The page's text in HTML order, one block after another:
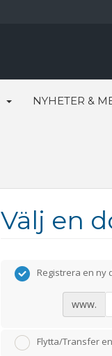
NYHETER &
Välj en
Registrera en ny
www.
Flytta/Transfer